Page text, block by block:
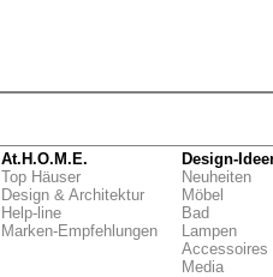
At.H.O.M.E.
Top Häuser
Design & Architektur
Help-line
Marken-Empfehlungen
Design-
Neuheiten
Möbel
Bad
Lampen
Accessoires
Media